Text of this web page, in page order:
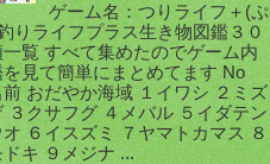
ゲーム名：つりライフ＋(ぷ
りライフプラス生き物図鑑３０
覧 すべて集めたのでゲーム内
を見て簡単にまとめてます No
おだやか海域 １イワシ ２ミズ
３クサフグ ４メバル ５イダテン
６イスズミ ７ヤマトカマス ８
キ ９メジナ ...